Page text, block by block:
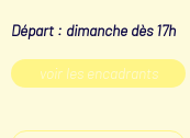
Départ : dimanche dès 17h
voir les encadrants